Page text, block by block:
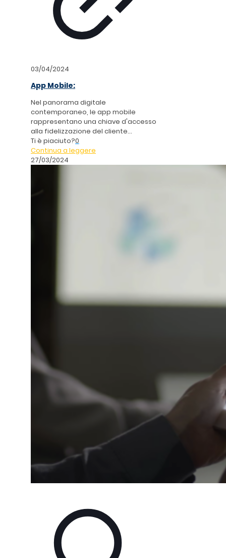
03/04/2024
App Mobile:
Nel panorama digitale
contemporaneo, le app mobile
rappresentano una chiave d'accesso
alla fidelizzazione del cliente...
Ti è piaciuto?0
Continua a leggere
27/03/2024